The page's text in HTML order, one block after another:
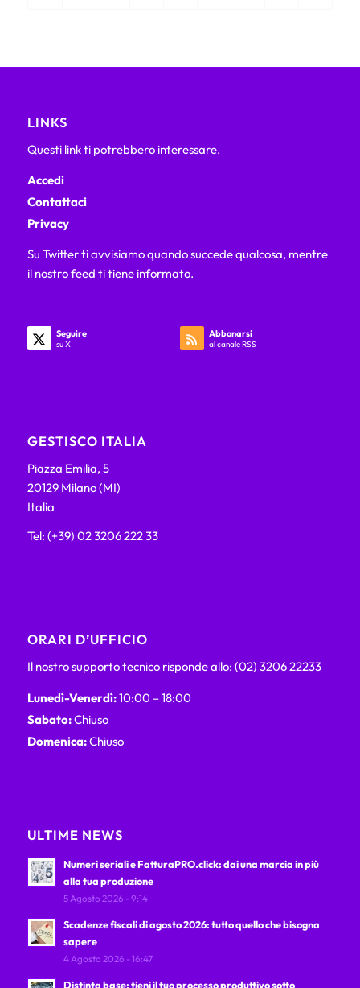
LINKS
Questi link ti potrebbero interessare.
Accedi
Contattaci
Privacy
Su Twitter ti avvisiamo quando succede qualcosa, mentre
il nostro feed ti tiene informato.
Seguire
su X
Abbonarsi
al canale RSS
GESTISCO ITALIA
Piazza Emilia, 5
20129 Milano (MI)
Italia
Tel: (+39) 02 3206 222 33
ORARI D’UFFICIO
Il nostro supporto tecnico risponde allo: (02) 3206 22233
Lunedì-Venerdì:10:00 – 18:00
Sabato:Chiuso
Domenica:Chiuso
ULTIME NEWS
Numeri seriali e FatturaPRO.click: dai una marcia in più
alla tua produzione
5 Agosto 2026 - 9:14
Scadenze fiscali di agosto 2026: tutto quello che bisogna
sapere
4 Agosto 2026 - 16:47
Distinta base: tieni il tuo processo produttivo sotto